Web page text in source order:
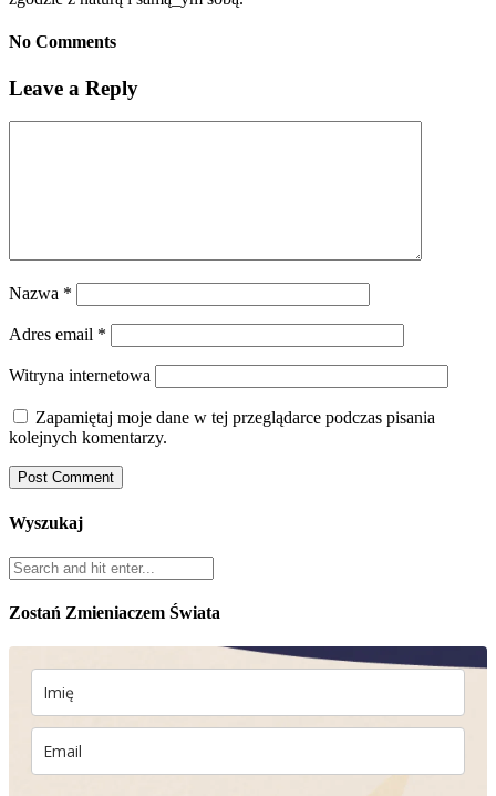
No Comments
Leave a Reply
Nazwa *
Adres email *
Witryna internetowa
Zapamiętaj moje dane w tej przeglądarce podczas pisania
kolejnych komentarzy.
Wyszukaj
Zostań Zmieniaczem Świata